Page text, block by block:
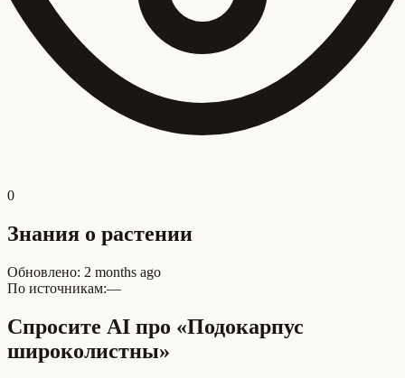
0
Знания о растении
Обновлено: 2 months ago
По источникам:—
Спросите AI про «Подокарпус
широколистны»